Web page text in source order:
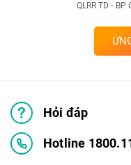
QLRR TD -
Hỏi đáp
Hotline